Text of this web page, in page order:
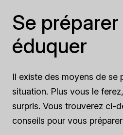
Se préparer
éduquer
Il existe des moyens de se
situation. Plus vous le
surpris. Vous trouverez ci-
conseils pour vous